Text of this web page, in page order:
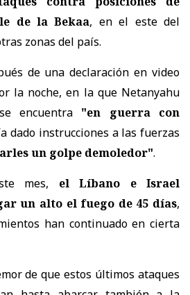
de la Bekaa, en el este del
zonas del país.
de una declaración en video
la noche, en la que Netanyahu
encuentra "en guerra con
dado instrucciones a las fuerzas
un golpe demoledor".
mes, el Líbano e Israel
un alto el fuego de 45 días,
han continuado en cierta
de que estos últimos ataques